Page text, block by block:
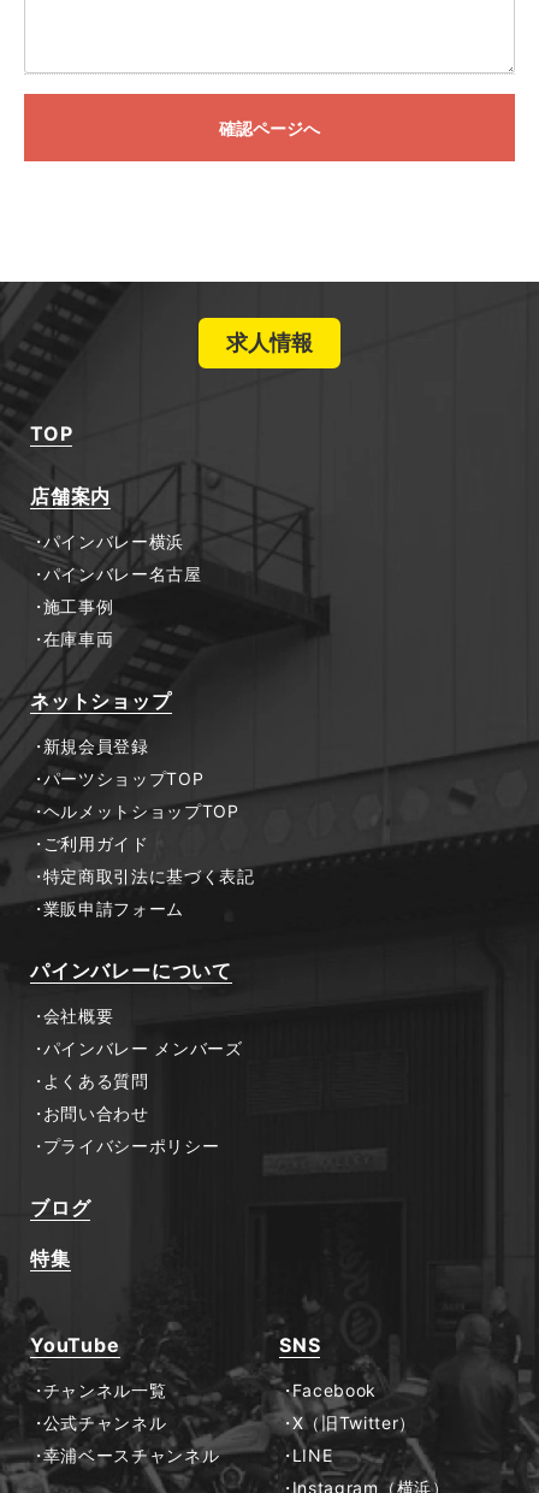
確認ページへ
求人情報
TOP
店舗案内
パインバレー横浜
パインバレー名古屋
施工事例
在庫車両
ネットショップ
新規会員登録
パーツショップTOP
ヘルメットショップTOP
ご利用ガイド
特定商取引法に基づく表記
業販申請フォーム
パインバレーについて
会社概要
パインバレー メンバーズ
よくある質問
お問い合わせ
プライバシーポリシー
ブログ
特集
YouTube
チャンネル一覧
公式チャンネル
幸浦ベースチャンネル
SNS
Facebook
X（旧Twitter）
LINE
Instagram（横浜）